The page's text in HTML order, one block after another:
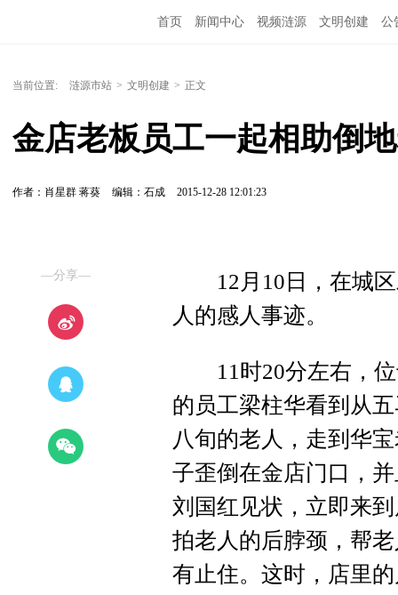
首页 新闻中心 视频涟源 文明创建 公
当前位置: 涟源市站 > 文明创建 > 正文
金店老板员工一起相助倒
作者：肖星群 蒋葵 编辑：石成 2015-12-28 12:01:23
—分享—
12月10日，在城区
人的感人事迹。
11时20分左右，位
的员工梁柱华看到从
八旬的老人，走到华
子歪倒在金店门口，
刘国红见状，立即来
拍老人的后脖颈，帮
有止住。这时，店里